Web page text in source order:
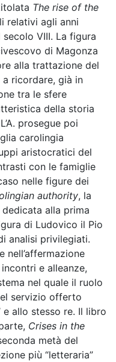
The rise of the
relativi agli anni
VIII. La figura
di Magonza
alla trattazione del
ricordare, già in
tra le sfere
della storia
prosegue poi
carolingia
aristocratici del
con le famiglie
nelle figure dei
authority, la
alla prima
di Ludovico il Pio
analisi privilegiati.
nell’affermazione
e alleanze,
nel quale il ruolo
servizio offerto
e allo stesso re. Il libro
Crises in the
metà del
più “letteraria”